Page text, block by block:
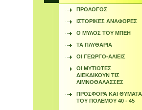
ΠΡΟΛΟΓΟΣ
ΙΣΤΟΡΙΚΕΣ ΑΝΑΦΟΡΕΣ
Ο ΜΥΛΟΣ ΤΟΥ ΜΠΕΗ
ΤΑ ΠΛΥΘΑΡΙΑ
ΟΙ ΓΕΩΡΓΟ-ΑΛΙΕΙΣ
ΟΙ ΜΥΤΙΩΤΕΣ
ΔΙΕΚΔΙΚΟΥΝ ΤΙΣ
ΛΙΜΝΟΘΑΛΑΣΣΕΣ
ΠΡΟΣΦΟΡΑ ΚΑΙ ΘΥΜΑΤΑ
ΤΟΥ ΠΟΛΕΜΟΥ 40 - 45